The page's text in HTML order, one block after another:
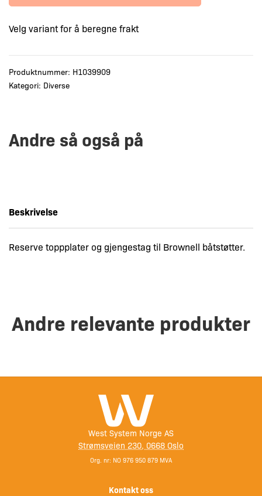
Velg variant for å beregne frakt
Produktnummer: H1039909
Kategori: Diverse
Andre så også på
Beskrivelse
Reserve toppplater og gjengestag til Brownell båtstøtter.
Andre relevante produkter
West System Norge AS
Strømsveien 230, 0668 Oslo
Org. nr: NO 976 950 879 MVA
Kontakt oss